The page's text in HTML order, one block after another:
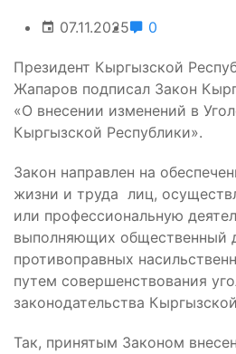
07.11.2025 0
Президент Кыргызской
Жапаров подписал Закон
«О внесении изменений в
Кыргызской Республики».
Закон направлен на
жизни и труда лиц,
или профессиональную
выполняющих общественный
противоправных
путем совершенствования
законодательства
Так, принятым Законом